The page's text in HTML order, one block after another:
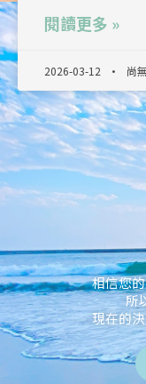
閱讀更多 »
2026-03-12 尚
相信您
所
現在的